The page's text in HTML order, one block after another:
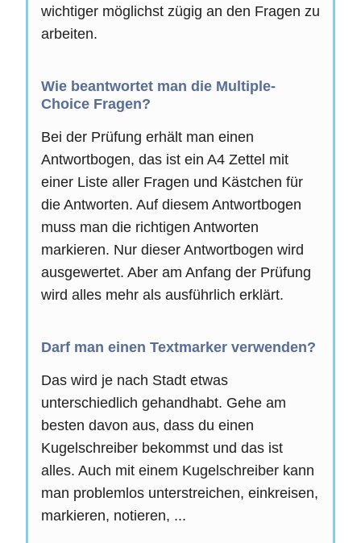
wichtiger möglichst zügig an den Fragen zu
arbeiten.
Wie beantwortet man die Multiple-
Choice Fragen?
Bei der Prüfung erhält man einen
Antwortbogen, das ist ein A4 Zettel mit
einer Liste aller Fragen und Kästchen für
die Antworten. Auf diesem Antwortbogen
muss man die richtigen Antworten
markieren. Nur dieser Antwortbogen wird
ausgewertet. Aber am Anfang der Prüfung
wird alles mehr als ausführlich erklärt.
Darf man einen Textmarker verwenden?
Das wird je nach Stadt etwas
unterschiedlich gehandhabt. Gehe am
besten davon aus, dass du einen
Kugelschreiber bekommst und das ist
alles. Auch mit einem Kugelschreiber kann
man problemlos unterstreichen, einkreisen,
markieren, notieren, ...